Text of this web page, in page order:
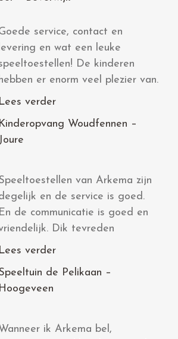
service, contact en
en wat een leuke
De kinderen
er enorm veel plezier van.
Lees verder
Kinderopvang Woudfennen –
Joure
van Arkema zijn
en de service is goed.
En de communicatie is goed en
Dik tevreden
Lees verder
de Pelikaan –
Hoogeveen
ik Arkema bel,